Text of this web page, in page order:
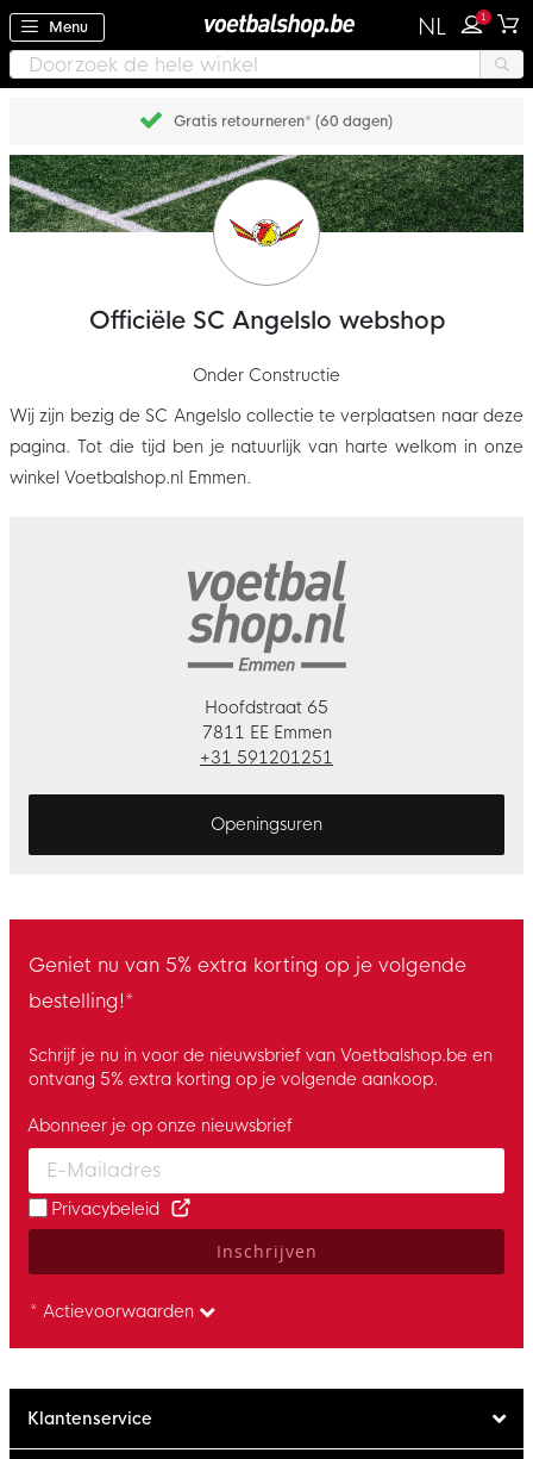
Menu NL 1
Gratis retourneren* (60 dagen)
Officiële SC Angelslo webshop
Onder Constructie
Wij zijn bezig de SC Angelslo collectie te verplaatsen naar deze
pagina. Tot die tijd ben je natuurlijk van harte welkom in onze
winkel Voetbalshop.nl Emmen.
Hoofdstraat 65
7811 EE Emmen
+31 591201251
Openingsuren
Geniet nu van 5% extra korting op je volgende
bestelling!*
Schrijf je nu in voor de nieuwsbrief van Voetbalshop.be en
ontvang 5% extra korting op je volgende aankoop.
Enter your email and accept the privacy policy to subscribe to
Abonneer je op onze nieuwsbrief
Privacybeleid
Inschrijven
* Actievoorwaarden
Klantenservice